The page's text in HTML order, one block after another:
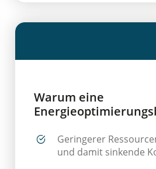
Warum eine
Geringerer
und damit sinkende